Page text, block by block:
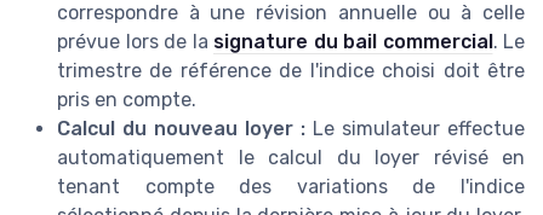
correspondre à une révision annuelle ou à celle
prévue lors de la signature du bail commercial . Le
trimestre de référence de l'indice choisi doit être
pris en compte.
Calcul du nouveau loyer : Le simulateur effectue
automatiquement le calcul du loyer révisé en
tenant compte des variations de l'indice